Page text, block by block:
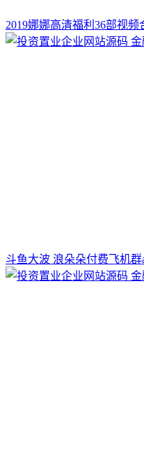
2019娜娜高清福利36部视频
斗鱼大波 浪朵朵付费飞机